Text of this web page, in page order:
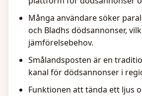
Många användare söker
och Bladhs dödsannonser,
jämförelsebehov.
Smålandsposten är en
kanal för dödsannonser i
Funktionen att tända ett ljus